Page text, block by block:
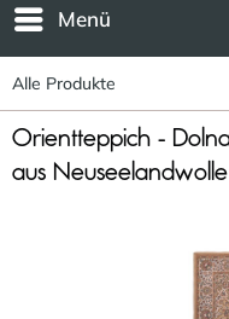
Menü
Alle Produkte
Orientteppich -
aus Neuseelandwolle